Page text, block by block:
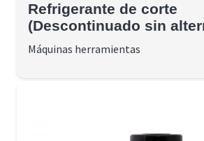
Refrigerante de corte
(Descontinuado sin
Máquinas herramientas